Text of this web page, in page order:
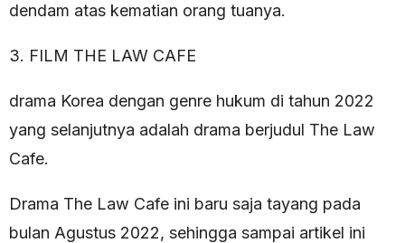
dendam atas kematian orang tuanya.
3. FILM THE LAW CAFE
drama Korea dengan genre hukum di tahun 2022
yang selanjutnya adalah drama berjudul The Law
Cafe.
Drama The Law Cafe ini baru saja tayang pada
bulan Agustus 2022, sehingga sampai artikel ini